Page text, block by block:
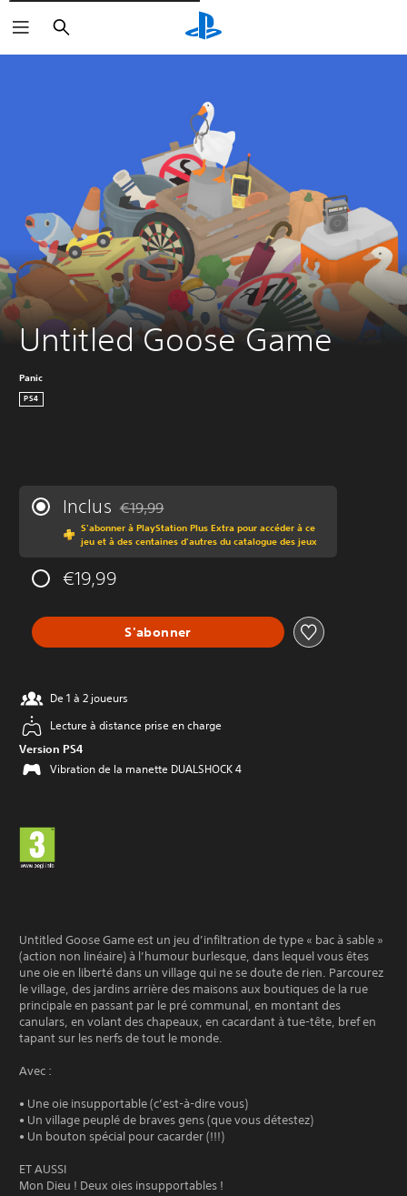
Rechercher
Untitled Goose Game
Panic
PS4
Inclus Remise par rapport au prix d'origine de €19,99
€19,99
S'abonner à PlayStation Plus Extra pour accéder à ce
jeu et à des centaines d'autres du catalogue des jeux
€19,99
S'abonner
De 1 à 2 joueurs
Lecture à distance prise en charge
Version PS4
Vibration de la manette DUALSHOCK 4
Untitled Goose Game est un jeu d’infiltration de type « bac à sable »
(action non linéaire) à l’humour burlesque, dans lequel vous êtes
une oie en liberté dans un village qui ne se doute de rien. Parcourez
le village, des jardins arrière des maisons aux boutiques de la rue
principale en passant par le pré communal, en montant des
canulars, en volant des chapeaux, en cacardant à tue-tête, bref en
tapant sur les nerfs de tout le monde.
Avec :
• Une oie insupportable (c’est-à-dire vous)
• Un village peuplé de braves gens (que vous détestez)
• Un bouton spécial pour cacarder (!!!)
ET AUSSI
Mon Dieu ! Deux oies insupportables !